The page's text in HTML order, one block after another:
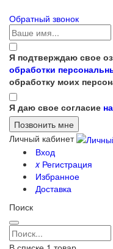
Обратный звонок
Я подтверждаю свое
обработки
обработку моих
Я даю свое согласие
Личный кабинет
Вход
xРегистрация
Избранное
Доставка
Поиск